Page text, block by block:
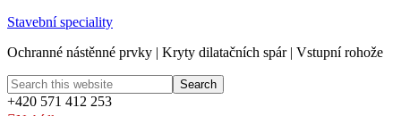
Stavební speciality
Ochranné nástěnné prvky | Kryty dilatačních spár | Vstupní rohože
+420 571 412 253